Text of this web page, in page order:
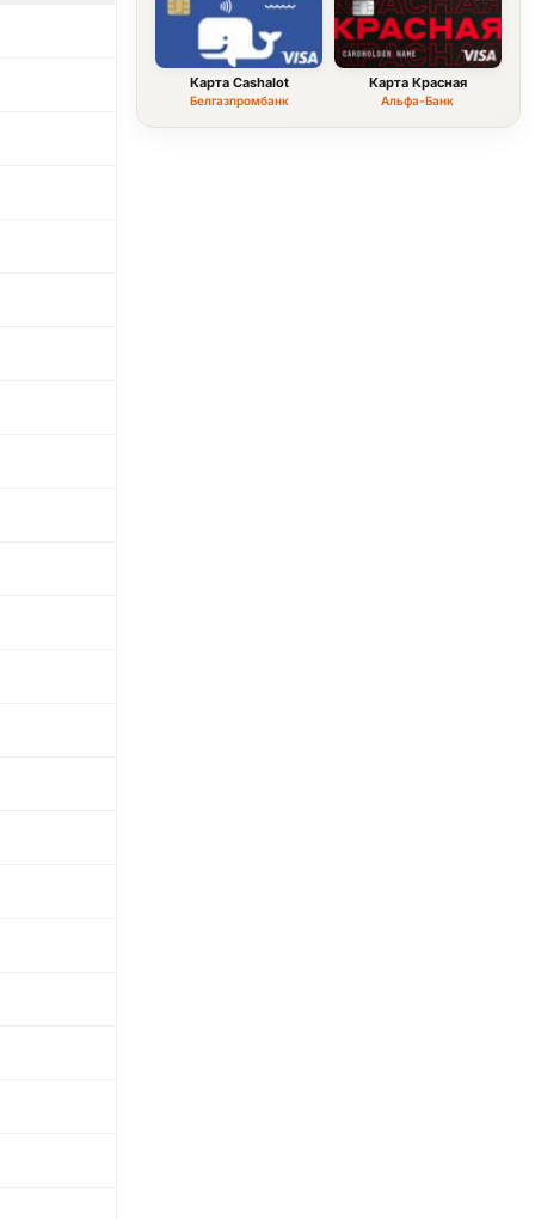
Карта Cashalot
Белгазпромбанк
Карта Красная
Альфа-Банк